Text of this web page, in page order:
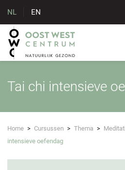
NL EN
Tai chi intensieve
Home > Cursussen > Thema >
intensieve oefendag